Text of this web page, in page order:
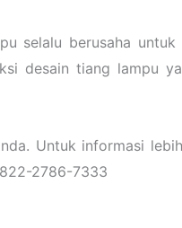
selalu berusaha
desain tiang lampu
Untuk informasi
2786-7333